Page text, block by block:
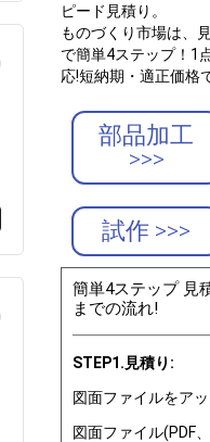
ピード見積り。
ものづくり市場は、
で簡単4ステップ！1
応!短納期・適正価格
部品加工
>>>
試作 >>>
簡単4ステップ 見
までの流れ!
STEP1.見積り:
図面ファイルをア
図面ファイル(PDF